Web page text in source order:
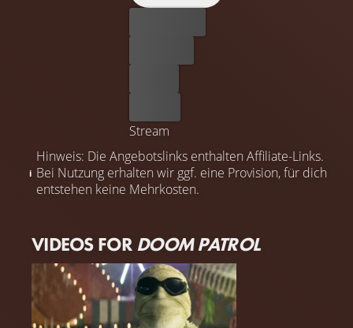
Stream
Hinweis: Die Angebotslinks enthalten Affiliate-Links.
Bei Nutzung erhalten wir ggf. eine Provision, für dich
entstehen keine Mehrkosten.
VIDEOS FORDOOM PATROL